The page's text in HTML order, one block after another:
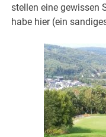
stellen eine gewissen
habe hier (ein